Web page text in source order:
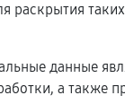
раскрытия таких
данные
а также